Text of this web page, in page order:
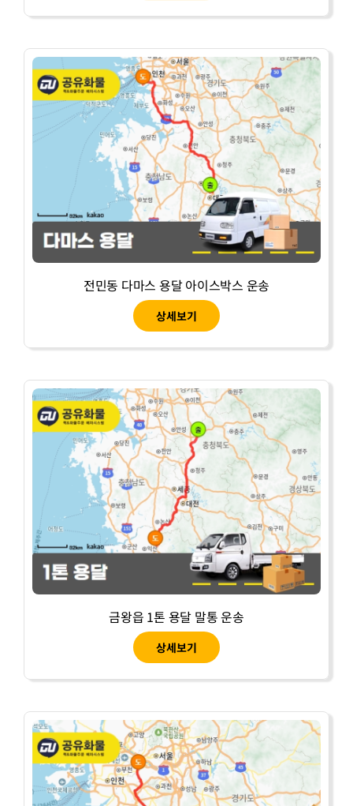
전민동 다마스 용달 아이스박스 운송
상세보기
금왕읍 1톤 용달 말통 운송
상세보기